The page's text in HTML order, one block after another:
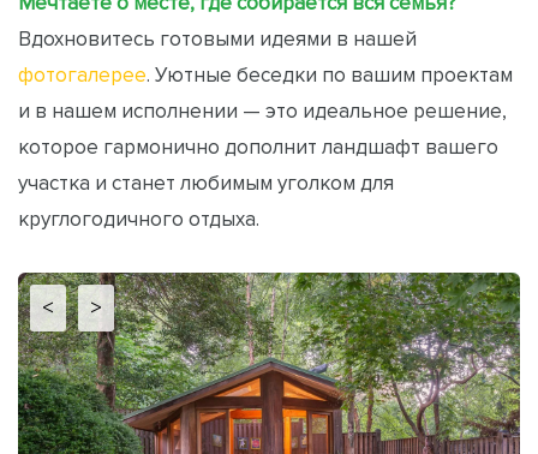
Вдохновитесь готовыми идеями в нашей
фотогалерее. Уютные беседки по вашим проектам
и в нашем исполнении — это идеальное решение,
которое гармонично дополнит ландшафт вашего
участка и станет любимым уголком для
круглогодичного отдыха.
< >